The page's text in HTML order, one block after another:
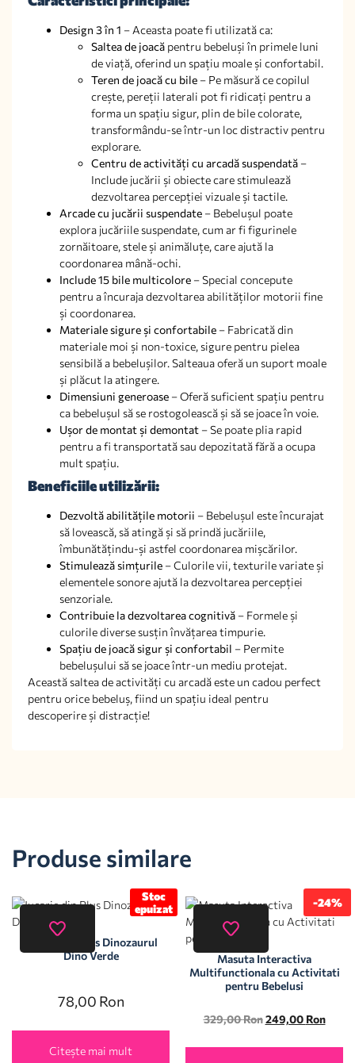
Design 3 în 1 – Aceasta poate fi utilizată ca:
Saltea de joacă pentru bebeluși în primele luni
de viață, oferind un spațiu moale și confortabil.
Teren de joacă cu bile – Pe măsură ce copilul
crește, pereții laterali pot fi ridicați pentru a
forma un spațiu sigur, plin de bile colorate,
transformându-se într-un loc distractiv pentru
explorare.
Centru de activități cu arcadă suspendată –
Include jucării și obiecte care stimulează
dezvoltarea percepției vizuale și tactile.
Arcade cu jucării suspendate – Bebelușul poate
explora jucăriile suspendate, cum ar fi figurinele
zornăitoare, stele și animăluțe, care ajută la
coordonarea mână-ochi.
Include 15 bile multicolore – Special concepute
pentru a încuraja dezvoltarea abilităților motorii fine
și coordonarea.
Materiale sigure și confortabile – Fabricată din
materiale moi și non-toxice, sigure pentru pielea
sensibilă a bebelușilor. Salteaua oferă un suport moale
și plăcut la atingere.
Dimensiuni generoase – Oferă suficient spațiu pentru
ca bebelușul să se rostogolească și să se joace în voie.
Ușor de montat și demontat – Se poate plia rapid
pentru a fi transportată sau depozitată fără a ocupa
mult spațiu.
Beneficiile utilizării:
Dezvoltă abilitățile motorii – Bebelușul este încurajat
să lovească, să atingă și să prindă jucăriile,
îmbunătățindu-și astfel coordonarea mișcărilor.
Stimulează simțurile – Culorile vii, texturile variate și
elementele sonore ajută la dezvoltarea percepției
senzoriale.
Contribuie la dezvoltarea cognitivă – Formele și
culorile diverse susțin învățarea timpurie.
Spațiu de joacă sigur și confortabil – Permite
bebelușului să se joace într-un mediu protejat.
Această saltea de activități cu arcadă este un cadou perfect
pentru orice bebeluș, fiind un spațiu ideal pentru
descoperire și distracție!
Produse similare
Stoc
epuizat
Jucarie din Plus Dinozaurul
Dino Verde
78,00 Ron
Citește mai mult
-24%
Masuta Interactiva
Multifunctionala cu Activitati
pentru Bebelusi
329,00Ron 249,00 Ron